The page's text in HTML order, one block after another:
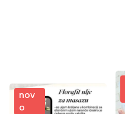
nov
o